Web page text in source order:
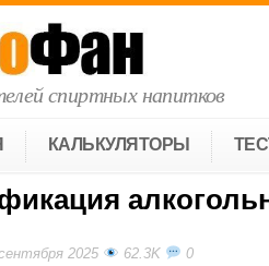
спиртных напитков
КАЛЬКУЛЯТОРЫ
2025 62.3K 0